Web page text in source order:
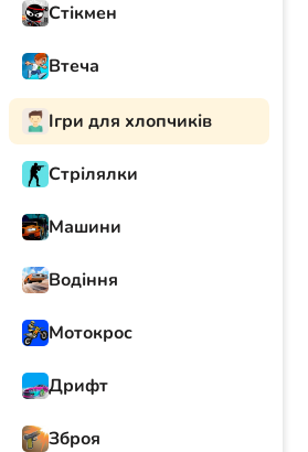
Стікмен
Втеча
Ігри для хлопчиків
Стрілялки
Машини
Водіння
Мотокрос
Дрифт
Зброя